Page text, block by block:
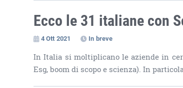
Ecco le 31 italiane con
4 Ott 2021 In breve
In Italia si moltiplicano le aziende in
Esg, boom di scopo e scienza). In